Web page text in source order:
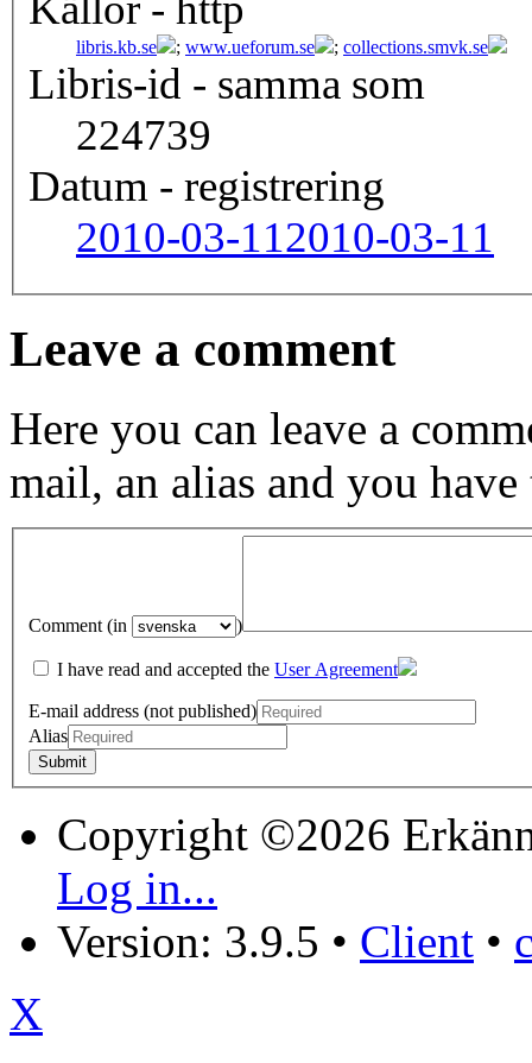
libris.kb.se ; www.ueforum.se ; collections.smvk.se
Libris-id - samma som
224739
Datum - registrering
2010-03-112010-03-11
Leave a comment
Here you can leave a
mail, an alias and you have
Comment (in )
I have read and accepted the User Agreement
E-mail address (not published)
Alias
Copyright ©2026
Log in...
Version: 3.9.5 • Client •
X